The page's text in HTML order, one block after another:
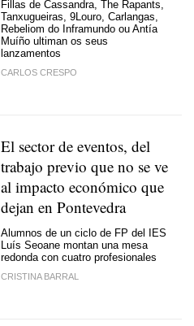
Fillas de Cassandra, The Rapants,
Tanxugueiras, 9Louro, Carlangas,
Rebeliom do Inframundo ou Antía
Muíño ultiman os seus
lanzamentos
CARLOS CRESPO
El sector de eventos, del
trabajo previo que no se ve
al impacto económico que
dejan en Pontevedra
Alumnos de un ciclo de FP del IES
Luís Seoane montan una mesa
redonda con cuatro profesionales
CRISTINA BARRAL